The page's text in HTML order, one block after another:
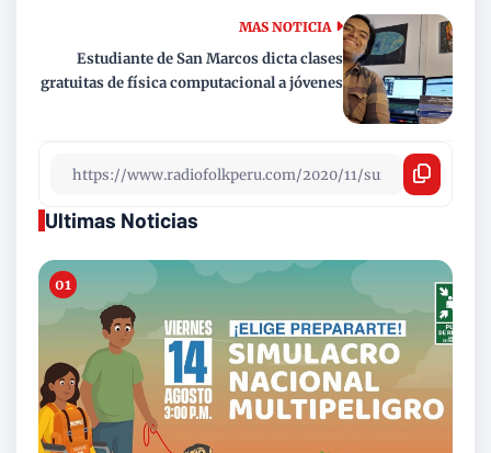
MAS NOTICIA
Estudiante de San Marcos dicta clases
gratuitas de física computacional a jóvenes
Ultimas Noticias